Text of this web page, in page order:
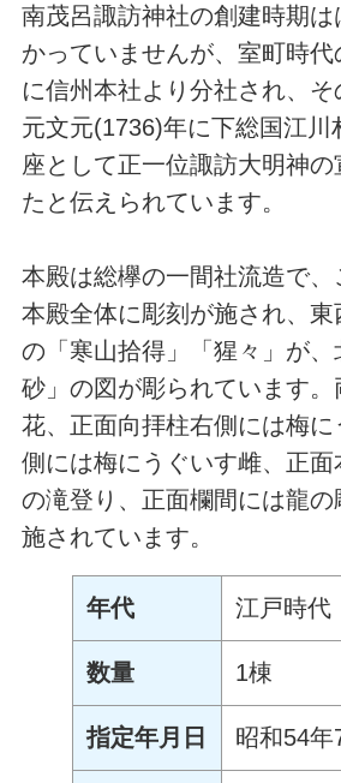
南茂呂諏訪神社の創建時期
かっていませんが、室町時
に信州本社より分社され、
元文元(1736)年に下総国江川
座として正一位諏訪大明神の
たと伝えられています。
本殿は総欅の一間社流造で、
本殿全体に彫刻が施され、
の「寒山拾得」「猩々」が、
砂」の図が彫られています
花、正面向拝柱右側には梅
側には梅にうぐいす雌、正
の滝登り、正面欄間には龍
施されています。
年代 江戸時代
数量 1棟
指定年月日 昭和54年